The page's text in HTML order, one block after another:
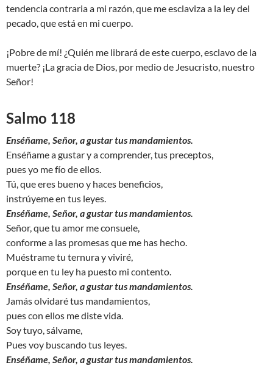
tendencia contraria a mi razón, que me esclaviza a la ley del
pecado, que está en mi cuerpo.
¡Pobre de mí! ¿Quién me librará de este cuerpo, esclavo de la
muerte? ¡La gracia de Dios, por medio de Jesucristo, nuestro
Señor!
Salmo 118
Enséñame, Señor, a gustar tus mandamientos.
Enséñame a gustar y a comprender, tus preceptos,
pues yo me fío de ellos.
Tú, que eres bueno y haces beneficios,
instrúyeme en tus leyes.
Enséñame, Señor, a gustar tus mandamientos.
Señor, que tu amor me consuele,
conforme a las promesas que me has hecho.
Muéstrame tu ternura y viviré,
porque en tu ley ha puesto mi contento.
Enséñame, Señor, a gustar tus mandamientos.
Jamás olvidaré tus mandamientos,
pues con ellos me diste vida.
Soy tuyo, sálvame,
Pues voy buscando tus leyes.
Enséñame, Señor, a gustar tus mandamientos.